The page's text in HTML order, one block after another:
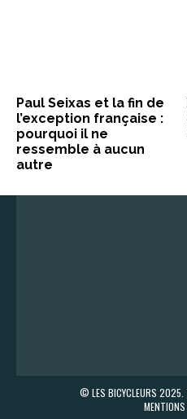
Paul Seixas et la fin de
l’exception française :
pourquoi il ne
ressemble à aucun
autre
© LES BICYCLEURS 2025.
MENTIONS